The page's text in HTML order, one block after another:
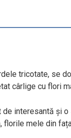
tricotate, se
cârlige cu flori
interesantă și
florile mele din